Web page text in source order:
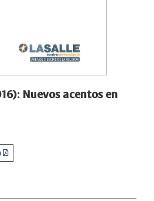
Nuevos acentos en